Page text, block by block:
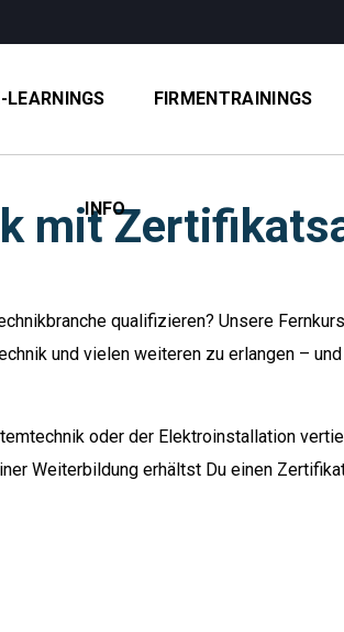
LEARNINGS FIRMENTRAININGS
INFO
mit
qualifizieren? Unsere
und vielen weiteren zu erlangen –
oder der Elektroinstallation
Weiterbildung erhältst Du einen